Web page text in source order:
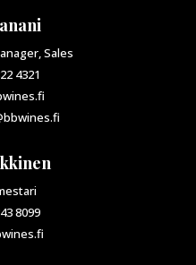
Sales
4321
8099